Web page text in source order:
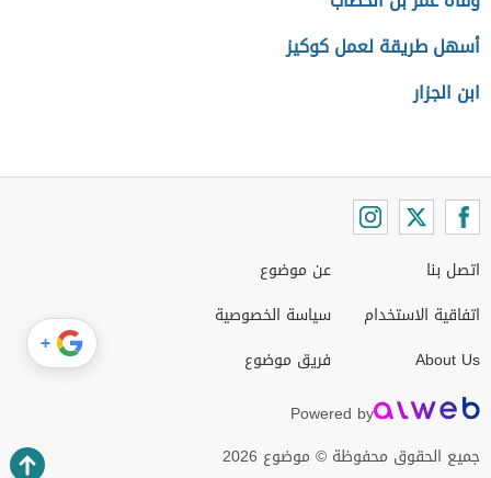
أسهل طريقة لعمل كوكيز
ابن الجزار
اتصل بنا
اتفاقية الاستخدام
About Us
عن موضوع
سياسة الخصوصية
فريق موضوع
Powered by
جميع الحقوق محفوظة © موضوع 2026
+